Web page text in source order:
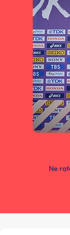
Ne